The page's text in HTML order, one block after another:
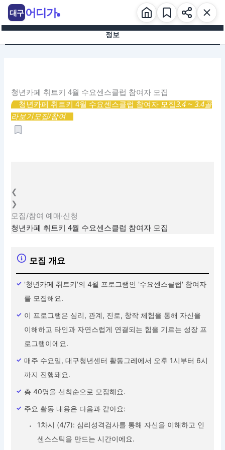
츠
정보
청년카페 취트키 4월 수요센스클럽 참여자 모집
청년카페 취트키 4월 수요센스클럽 참여자 모집3.4 ~ 3.4골
라보기모집/참여
❮
❯
모집/참여 예매·신청
청년카페 취트키 4월 수요센스클럽 참여자 모집
모집 개요
'청년카페 취트키'의 4월 프로그램인 '수요센스클럽' 참여자
를 모집해요.
이 프로그램은 심리, 관계, 진로, 창작 체험을 통해 자신을
이해하고 타인과 자연스럽게 연결되는 힘을 기르는 성장 프
로그램이에요.
매주 수요일, 대구청년센터 활동그레에서 오후 1시부터 6시
까지 진행돼요.
총 40명을 선착순으로 모집해요.
주요 활동 내용은 다음과 같아요:
1차시 (4/7): 심리성격검사를 통해 자신을 이해하고 인
센스스틱을 만드는 시간이에요.
대구 어디가